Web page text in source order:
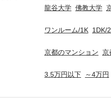
龍谷大学 佛教大学
ワンルーム/1K 1DK/
京都のマンション 京
3.5万円以下 ～4万円